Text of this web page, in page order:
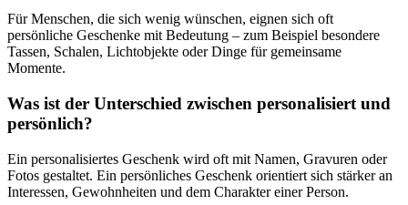
Für Menschen, die sich wenig wünschen, eignen sich oft
persönliche Geschenke mit Bedeutung – zum Beispiel besondere
Tassen, Schalen, Lichtobjekte oder Dinge für gemeinsame
Momente.
Was ist der Unterschied zwischen personalisiert und
persönlich?
Ein personalisiertes Geschenk wird oft mit Namen, Gravuren oder
Fotos gestaltet. Ein persönliches Geschenk orientiert sich stärker an
Interessen, Gewohnheiten und dem Charakter einer Person.